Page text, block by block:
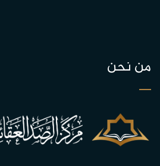
من نحن